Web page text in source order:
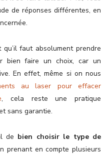
de réponses différentes, en
qu’il faut absolument prendre
bien faire un choix, car un
En effet, même si on nous
au laser pour effacer
, cela reste une pratique
sans garantie.
de bien choisir le type de
prenant en compte plusieurs